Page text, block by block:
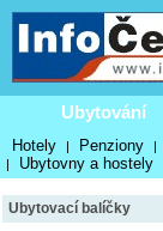
Ubytování
Hotely | Penziony |
| Ubytovny a hostely
Ubytovací balíčky